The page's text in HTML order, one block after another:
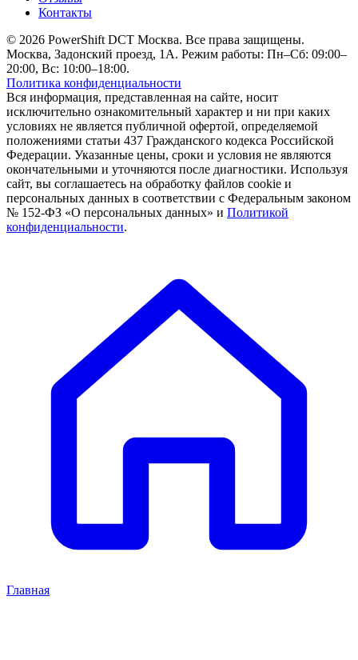
Контакты
© 2026 PowerShift DCT Москва. Все права защищены.
Москва, Задонский проезд, 1А. Режим работы: Пн–Сб: 09:00–
20:00, Вс: 10:00–18:00.
Политика конфиденциальности
Вся информация, представленная на сайте, носит
исключительно ознакомительный характер и ни при каких
условиях не является публичной офертой, определяемой
положениями статьи 437 Гражданского кодекса Российской
Федерации. Указанные цены, сроки и условия не являются
окончательными и уточняются после диагностики. Используя
сайт, вы соглашаетесь на обработку файлов cookie и
персональных данных в соответствии с Федеральным законом
№ 152-ФЗ «О персональных данных» и Политикой
конфиденциальности.
Главная